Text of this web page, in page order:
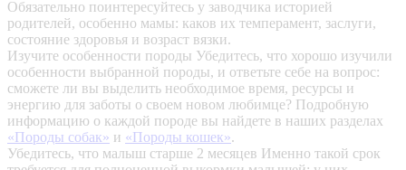
Обязательно поинтересуйтесь у заводчика историей
родителей, особенно мамы: каков их темперамент, заслуги,
состояние здоровья и возраст вязки.
Изучите особенности породы Убедитесь, что хорошо изучили
особенности выбранной породы, и ответьте себе на вопрос:
сможете ли вы выделить необходимое время, ресурсы и
энергию для заботы о своем новом любимце? Подробную
информацию о каждой породе вы найдете в наших разделах
«Породы собак» и «Породы кошек».
Убедитесь, что малыш старше 2 месяцев Именно такой срок